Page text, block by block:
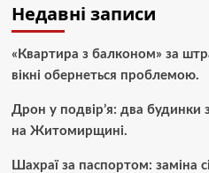
Недавні записи
«Квартира з балконом» за
вікні обернеться проблемою.
Дрон у подвір’я: два будинки
на Житомирщині.
Шахраї за паспортом: заміна